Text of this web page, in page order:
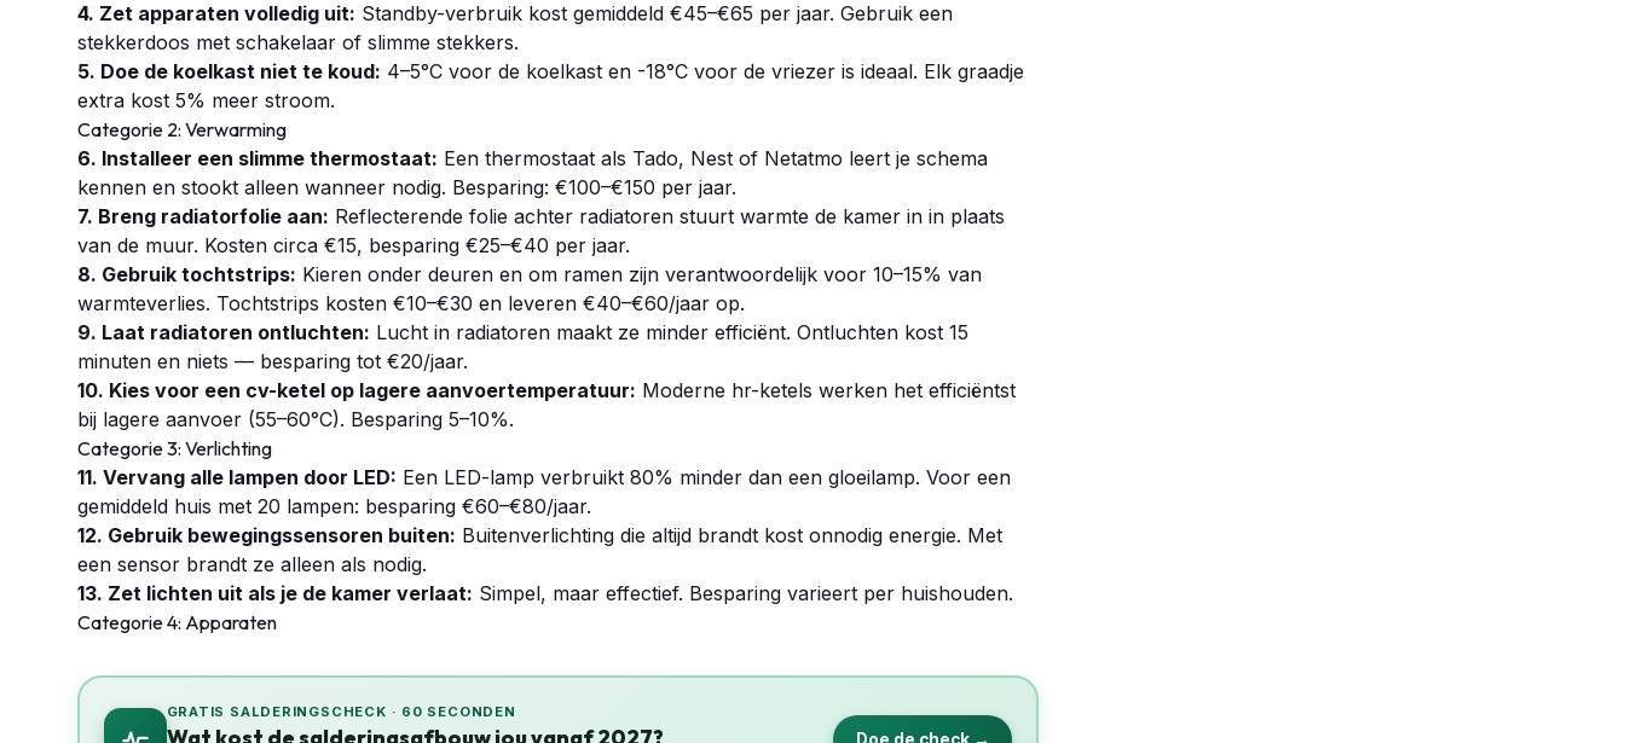
4. Zet apparaten volledig uit: Standby-verbruik kost gemiddeld €45–€65 per jaar. Gebruik een
stekkerdoos met schakelaar of slimme stekkers.
5. Doe de koelkast niet te koud: 4–5°C voor de koelkast en -18°C voor de vriezer is ideaal. Elk graadje
extra kost 5% meer stroom.
Categorie 2: Verwarming
6. Installeer een slimme thermostaat: Een thermostaat als Tado, Nest of Netatmo leert je schema
kennen en stookt alleen wanneer nodig. Besparing: €100–€150 per jaar.
7. Breng radiatorfolie aan: Reflecterende folie achter radiatoren stuurt warmte de kamer in in plaats
van de muur. Kosten circa €15, besparing €25–€40 per jaar.
8. Gebruik tochtstrips: Kieren onder deuren en om ramen zijn verantwoordelijk voor 10–15% van
warmteverlies. Tochtstrips kosten €10–€30 en leveren €40–€60/jaar op.
9. Laat radiatoren ontluchten: Lucht in radiatoren maakt ze minder efficiënt. Ontluchten kost 15
minuten en niets — besparing tot €20/jaar.
10. Kies voor een cv-ketel op lagere aanvoertemperatuur: Moderne hr-ketels werken het efficiëntst
bij lagere aanvoer (55–60°C). Besparing 5–10%.
Categorie 3: Verlichting
11. Vervang alle lampen door LED: Een LED-lamp verbruikt 80% minder dan een gloeilamp. Voor een
gemiddeld huis met 20 lampen: besparing €60–€80/jaar.
12. Gebruik bewegingssensoren buiten: Buitenverlichting die altijd brandt kost onnodig energie. Met
een sensor brandt ze alleen als nodig.
13. Zet lichten uit als je de kamer verlaat: Simpel, maar effectief. Besparing varieert per huishouden.
Categorie 4: Apparaten
GRATIS SALDERINGSCHECK · 60 SECONDEN
Wat kost de salderingsafbouw jou vanaf 2027?